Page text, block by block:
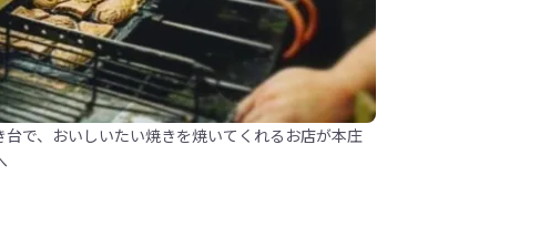
で、おいしいたい焼きを焼いてくれるお店が本庄